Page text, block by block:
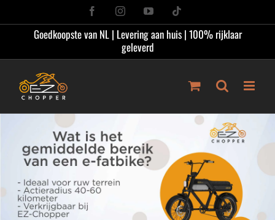
naar
FacebookInstagramYouTube
Goedkoopste van NL | Levering aan huis | 100% rijklaar
geleverd